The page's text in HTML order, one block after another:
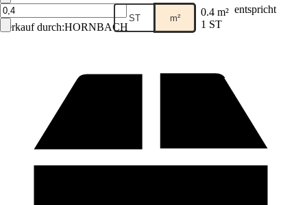
Verkauf durch:HORNBACH
ST m² 0.4 m² entspricht
1 ST